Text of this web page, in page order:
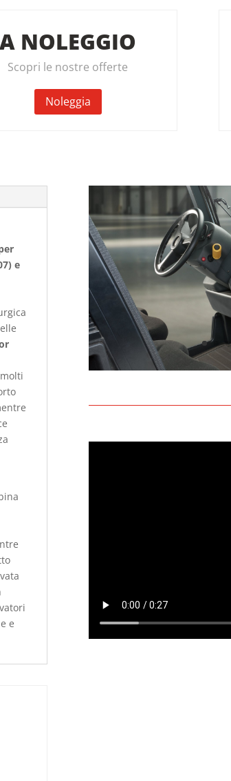
A NOLEGGIO
Scopri le nostre offerte
Noleggia
e
e